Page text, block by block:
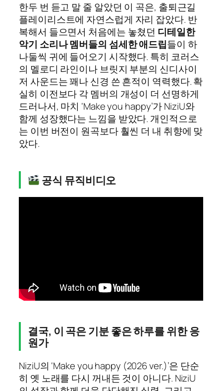
한두 번 듣고 말 줄 알았던 이 곡은, 출퇴근길
플레이리스트에 자연스럽게 자리 잡았다. 반
복해서 들으면서 처음에는 놓쳤던 디테일한
악기 소리나 멤버들의 섬세한 애드립들이 하
나둘씩 귀에 들어오기 시작했다. 특히 코러스
의 멜로디 라인이나 브릿지 부분의 신디사이
저 사운드는 꽤나 신경 쓴 흔적이 역력했다. 확
실히 이전보다 각 멤버의 개성이 더 선명하게
드러나서, 마치 ‘Make you happy’가 NiziU와
함께 성장했다는 느낌을 받았다. 개인적으로
는 이번 버전이 원곡보다 훨씬 더 내 취향에 맞
았다.
공식 뮤직비디오
결국, 이 곡은 기분 좋은 하루를 위한 응
원가
NiziU의 ‘Make you happy (2026 ver.)’은 단순
히 옛 노래를 다시 꺼내든 것이 아니다. NiziU